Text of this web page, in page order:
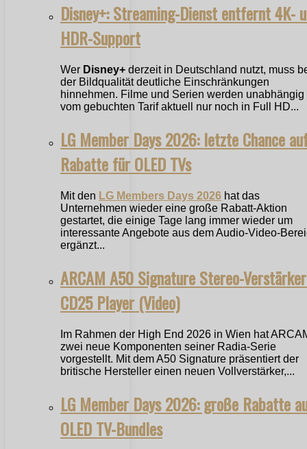
Disney+: Streaming-Dienst entfernt 4K-
HDR-Support
Wer Disney+ derzeit in Deutschland nutzt, muss
der Bildqualität deutliche Einschränkungen
hinnehmen. Filme und Serien werden unabhängig
vom gebuchten Tarif aktuell nur noch in Full HD...
LG Member Days 2026: letzte Chance
Rabatte für OLED TVs
Mit den LG Members Days 2026 hat das
Unternehmen wieder eine große Rabatt-Aktion
gestartet, die einige Tage lang immer wieder um
interessante Angebote aus dem Audio-Video-
ergänzt...
ARCAM A50 Signature Stereo-
CD25 Player (Video)
Im Rahmen der High End 2026 in Wien hat
zwei neue Komponenten seiner Radia-Serie
vorgestellt. Mit dem A50 Signature präsentiert der
britische Hersteller einen neuen Vollverstärker,...
LG Member Days 2026: große Rabatte
OLED TV-Bundles